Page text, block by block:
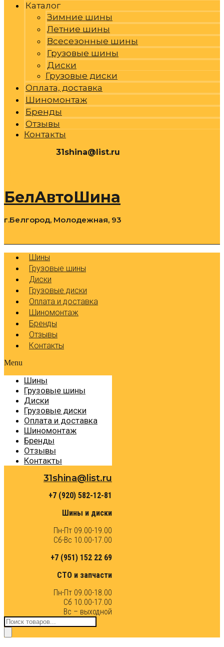
Каталог
Зимние шины
Летние шины
Всесезонные шины
Грузовые шины
Диски
Грузовые диски
Оплата, доставка
Шиномонтаж
Бренды
Отзывы
Контакты
31shina@list.ru
БелАвтоШина
г.Белгород, Молодежная, 93
Шины
Грузовые шины
Диски
Грузовые диски
Оплата и доставка
Шиномонтаж
Бренды
Отзывы
Контакты
Menu
Шины
Грузовые шины
Диски
Грузовые диски
Оплата и доставка
Шиномонтаж
Бренды
Отзывы
Контакты
31shina@list.ru
+7 (920) 582-12-81
Шины и диски
Пн-Пт 09.00-19.00
Сб-Вс 10.00-17.00
+7 (951) 152 22 69
СТО и запчасти
Пн-Пт 09.00-18.00
Сб 10.00-17.00
Вс – выходной
Поиск
товаров